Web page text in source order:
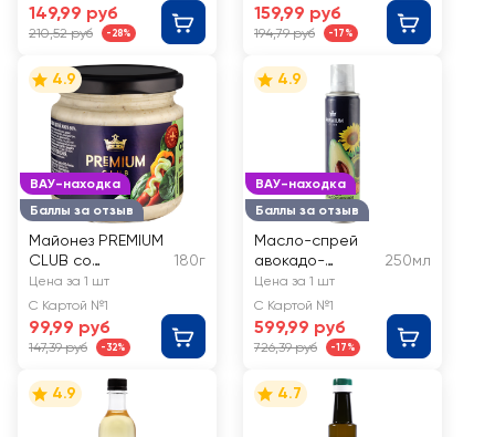
149,99 руб
210,52 руб -28%
159,99 руб
194,79 руб -17%
ВАУ-находка
Баллы за отзыв
4.9
Майонез PREMIUM
CLUB со
шпинатом 60%
180г
Цена за 1 шт
С Картой №1
99,99 руб
147,39 руб -32%
ВАУ-находка
Баллы за отзыв
4.9
Масло-спрей
авокадо-
подсолнечное
PREMIUM CLUB
250мл
Цена за 1 шт
С Картой №1
599,99 руб
726,39 руб -17%
4.9 4.7